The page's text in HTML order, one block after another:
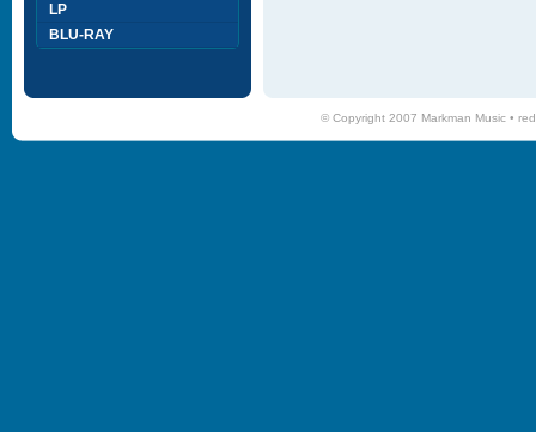
LP
BLU-RAY
© Copyright 2007 Markman Music •